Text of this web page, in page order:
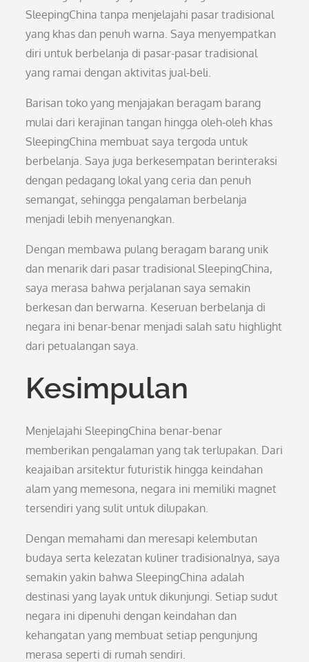
SleepingChina tanpa menjelajahi pasar tradisional
yang khas dan penuh warna. Saya menyempatkan
diri untuk berbelanja di pasar-pasar tradisional
yang ramai dengan aktivitas jual-beli.
Barisan toko yang menjajakan beragam barang
mulai dari kerajinan tangan hingga oleh-oleh khas
SleepingChina membuat saya tergoda untuk
berbelanja. Saya juga berkesempatan berinteraksi
dengan pedagang lokal yang ceria dan penuh
semangat, sehingga pengalaman berbelanja
menjadi lebih menyenangkan.
Dengan membawa pulang beragam barang unik
dan menarik dari pasar tradisional SleepingChina,
saya merasa bahwa perjalanan saya semakin
berkesan dan berwarna. Keseruan berbelanja di
negara ini benar-benar menjadi salah satu highlight
dari petualangan saya.
Kesimpulan
Menjelajahi SleepingChina benar-benar
memberikan pengalaman yang tak terlupakan. Dari
keajaiban arsitektur futuristik hingga keindahan
alam yang memesona, negara ini memiliki magnet
tersendiri yang sulit untuk dilupakan.
Dengan memahami dan meresapi kelembutan
budaya serta kelezatan kuliner tradisionalnya, saya
semakin yakin bahwa SleepingChina adalah
destinasi yang layak untuk dikunjungi. Setiap sudut
negara ini dipenuhi dengan keindahan dan
kehangatan yang membuat setiap pengunjung
merasa seperti di rumah sendiri.